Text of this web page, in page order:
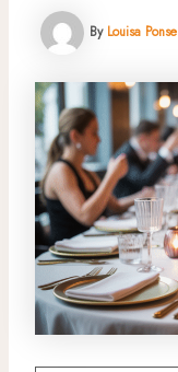
By Louisa Ponse